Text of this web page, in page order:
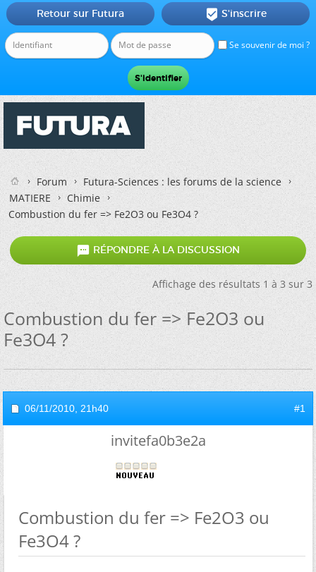
Se souvenir de moi ?
Retour sur Futura  S'inscrire
Forum
Futura-Sciences : les forums de la science
MATIERE
Chimie
Combustion du fer => Fe2O3 ou Fe3O4 ?
 RÉPONDRE À LA DISCUSSION
Affichage des résultats 1 à 3 sur 3
Combustion du fer => Fe2O3 ou
Fe3O4 ?
06/11/2010, 21h40 #1
invitefa0b3e2a
Combustion du fer => Fe2O3 ou
Fe3O4 ?